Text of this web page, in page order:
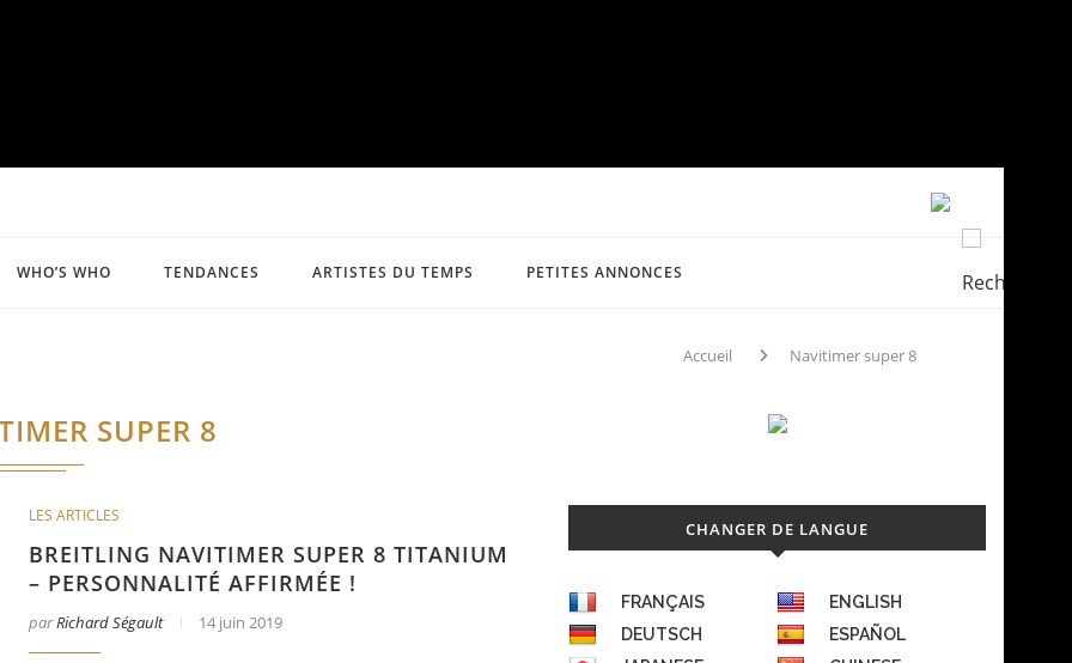
WHO’S WHO TENDANCES ARTISTES DU TEMPS PETITES ANNONCES
Accueil Navitimer super 8
SUPER 8
LES ARTICLES
BREITLING NAVITIMER SUPER 8 TITANIUM
– PERSONNALITÉ AFFIRMÉE !
parRichard Ségault 14 juin 2019
CHANGER DE LANGUE
FRANÇAIS
ENGLISH
DEUTSCH
ESPAÑOL